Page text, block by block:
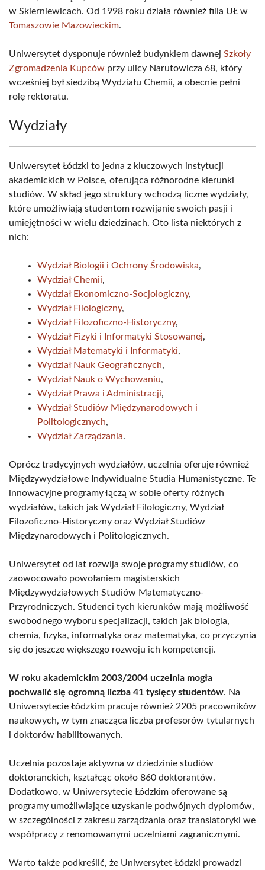
w Skierniewicach. Od 1998 roku działa również filia UŁ w
Tomaszowie Mazowieckim.
Uniwersytet dysponuje również budynkiem dawnej Szkoły
Zgromadzenia Kupców przy ulicy Narutowicza 68, który
wcześniej był siedzibą Wydziału Chemii, a obecnie pełni
rolę rektoratu.
Wydziały
Uniwersytet Łódzki to jedna z kluczowych instytucji
akademickich w Polsce, oferująca różnorodne kierunki
studiów. W skład jego struktury wchodzą liczne wydziały,
które umożliwiają studentom rozwijanie swoich pasji i
umiejętności w wielu dziedzinach. Oto lista niektórych z
nich:
Wydział Biologii i Ochrony Środowiska,
Wydział Chemii,
Wydział Ekonomiczno-Socjologiczny,
Wydział Filologiczny,
Wydział Filozoficzno-Historyczny,
Wydział Fizyki i Informatyki Stosowanej,
Wydział Matematyki i Informatyki,
Wydział Nauk Geograficznych,
Wydział Nauk o Wychowaniu,
Wydział Prawa i Administracji,
Wydział Studiów Międzynarodowych i
Politologicznych,
Wydział Zarządzania.
Oprócz tradycyjnych wydziałów, uczelnia oferuje również
Międzywydziałowe Indywidualne Studia Humanistyczne. Te
innowacyjne programy łączą w sobie oferty różnych
wydziałów, takich jak Wydział Filologiczny, Wydział
Filozoficzno-Historyczny oraz Wydział Studiów
Międzynarodowych i Politologicznych.
Uniwersytet od lat rozwija swoje programy studiów, co
zaowocowało powołaniem magisterskich
Międzywydziałowych Studiów Matematyczno-
Przyrodniczych. Studenci tych kierunków mają możliwość
swobodnego wyboru specjalizacji, takich jak biologia,
chemia, fizyka, informatyka oraz matematyka, co przyczynia
się do jeszcze większego rozwoju ich kompetencji.
W roku akademickim 2003/2004 uczelnia mogła
pochwalić się ogromną liczba 41 tysięcy studentów. Na
Uniwersytecie Łódzkim pracuje również 2205 pracowników
naukowych, w tym znacząca liczba profesorów tytularnych
i doktorów habilitowanych.
Uczelnia pozostaje aktywna w dziedzinie studiów
doktoranckich, kształcąc około 860 doktorantów.
Dodatkowo, w Uniwersytecie Łódzkim oferowane są
programy umożliwiające uzyskanie podwójnych dyplomów,
w szczególności z zakresu zarządzania oraz translatoryki we
współpracy z renomowanymi uczelniami zagranicznymi.
Warto także podkreślić, że Uniwersytet Łódzki prowadzi